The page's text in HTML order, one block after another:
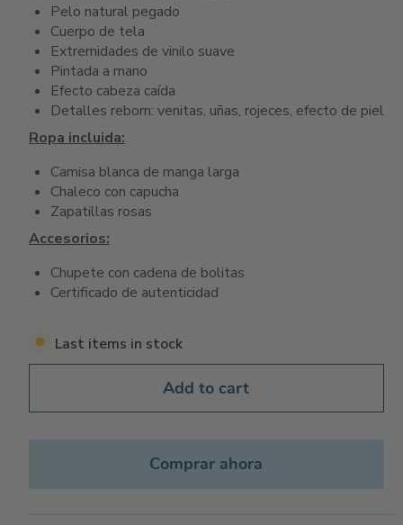
Pelo natural pegado
Cuerpo de tela
Extremidades de vinilo suave
Pintada a mano
Efecto cabeza caída
Detalles reborn: venitas, uñas, rojeces, efecto de piel
Ropa incluida:
Camisa blanca de manga larga
Chaleco con capucha
Zapatillas rosas
Accesorios:
Chupete con cadena de bolitas
Certificado de autenticidad
Last items in stock
Add to cart
Comprar ahora